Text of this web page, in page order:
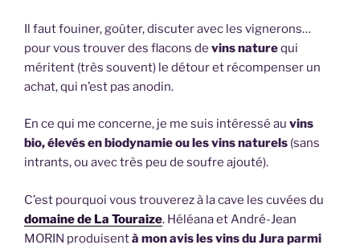
Il faut fouiner, goûter, discuter avec les vignerons…
pour vous trouver des flacons de vins naturequi
méritent (très souvent) le détour et récompenser un
achat, qui n’est pas anodin.
En ce qui me concerne, je me suis intéressé au vins
bio, élevés en biodynamie ou les vins naturels (sans
intrants, ou avec très peu de soufre ajouté).
C’est pourquoi vous trouverez à la cave les cuvées du
domaine de La Touraize. Héléana et André-Jean
MORIN produisentà mon avis les vins du Jura parmi